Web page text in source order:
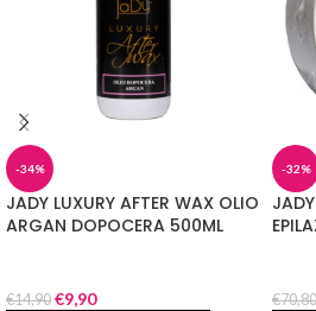
-34%
JADY LUXURY AFTER WAX OLIO
ARGAN DOPOCERA 500ML
€14,90 €9,90
-32%
€70,80